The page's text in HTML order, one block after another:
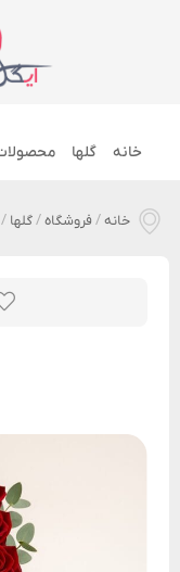
خانه گلها
خانه/فروشگاه/گلها /